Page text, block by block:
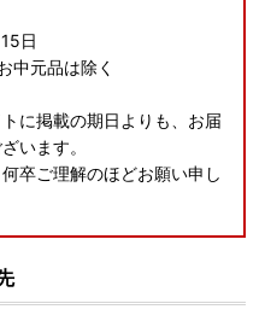
日
中元品は除く
に掲載の期日よりも、お届
います。
卒ご理解のほどお願い申し
ンサービス利用開始のご案